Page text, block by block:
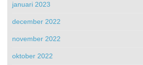
januari 2023
december 2022
november 2022
oktober 2022